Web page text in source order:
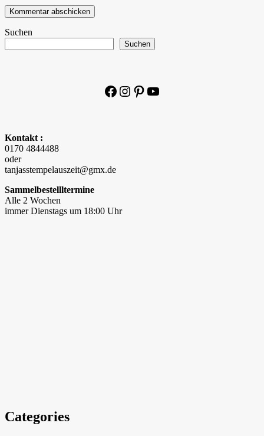
Suchen
Suchen
Facebook
Instagram
Pinterest
YouTube
Kontakt :
0170 4844488
oder
tanjasstempelauszeit@gmx.de
Sammelbestellltermine
Alle 2 Wochen
immer Dienstags um 18:00 Uhr
Categories